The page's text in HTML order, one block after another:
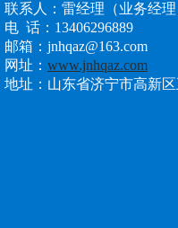
联系人：雷经理（业务经理
电 话：13406296889
邮箱：jnhqaz@163.com
网址： www.jnhqaz.com
地址：山东省济宁市高新